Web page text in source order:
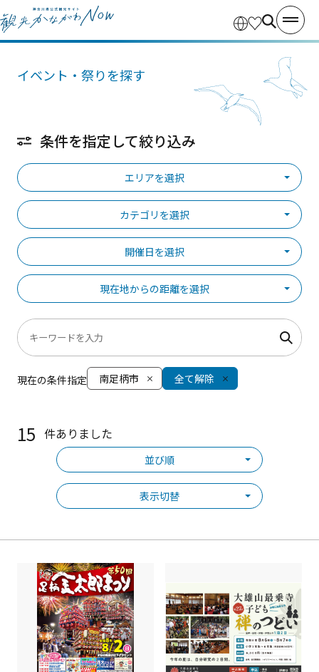
イベント・祭りを探す
条件を指定して絞り込み
エリアを選択
カテゴリを選択
開催日を選択
現在地からの距離を選択
現在の条件指定 南足柄市 全て解除
15 件ありました
並び順
表示切替